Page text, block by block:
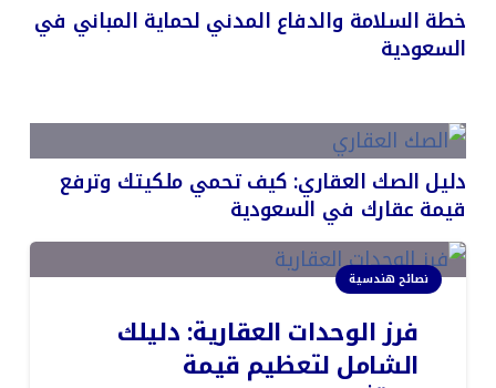
خطة السلامة والدفاع المدني لحماية المباني في
السعودية
دليل الصك العقاري: كيف تحمي ملكيتك وترفع
قيمة عقارك في السعودية
نصائح هندسية
فرز الوحدات العقارية: دليلك
الشامل لتعظيم قيمة